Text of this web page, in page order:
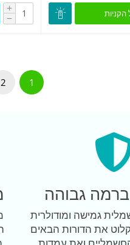
+
−
1
2
גבוהה
גמישה ומודולרית
את הדורות הבאים